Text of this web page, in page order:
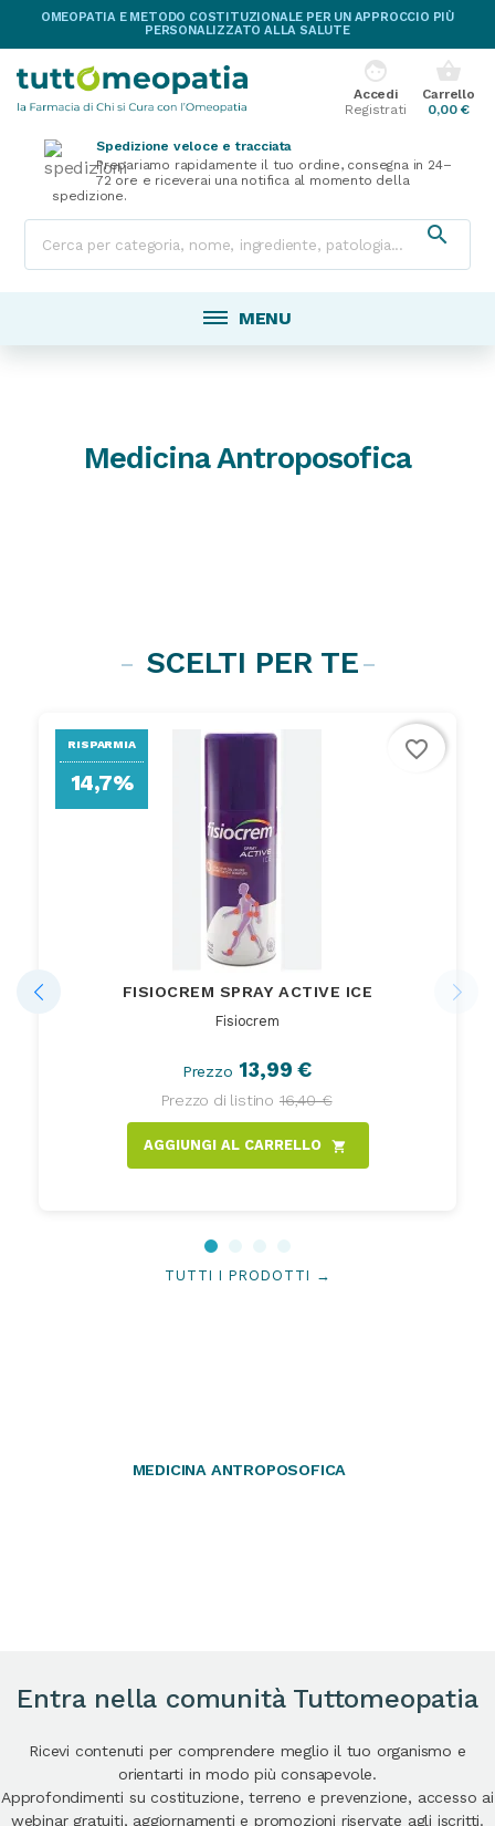
OMEOPATIA E METODO COSTITUZIONALE PER UN APPROCCIO PIÙ
PERSONALIZZATO ALLA SALUTE
shopping_basket
Carrello
0,00 €
face
Accedi
Registrati
Spedizione veloce e tracciata
Prepariamo rapidamente il tuo ordine, consegna in 24–
72 ore e riceverai una notifica al momento della
spedizione.

MENU
Medicina Antroposofica
SCELTI PER TE
FISIOCREM SPRAY ACTIVE ICE
Fisiocrem
Prezzo 13,99 €
Prezzo di listino 16,40 €
AGGIUNGI AL CARRELLO shopping_cart
RISPARMIA
14,7%
favorite_border
TUTTI I PRODOTTI →
MEDICINA ANTROPOSOFICA
Entra nella comunità Tuttomeopatia
Ricevi contenuti per comprendere meglio il tuo organismo e
orientarti in modo più consapevole.
Approfondimenti su costituzione, terreno e prevenzione, accesso ai
webinar gratuiti, aggiornamenti e promozioni riservate agli iscritti.